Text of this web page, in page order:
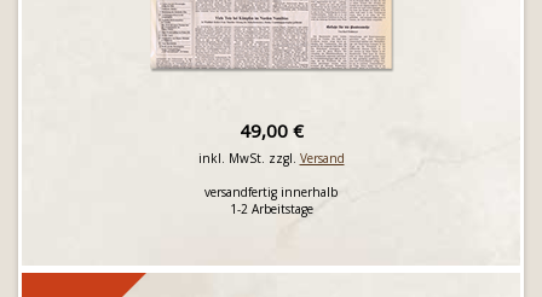
49,00 €
inkl. MwSt. zzgl. Versand
versandfertig innerhalb
1-2 Arbeitstage